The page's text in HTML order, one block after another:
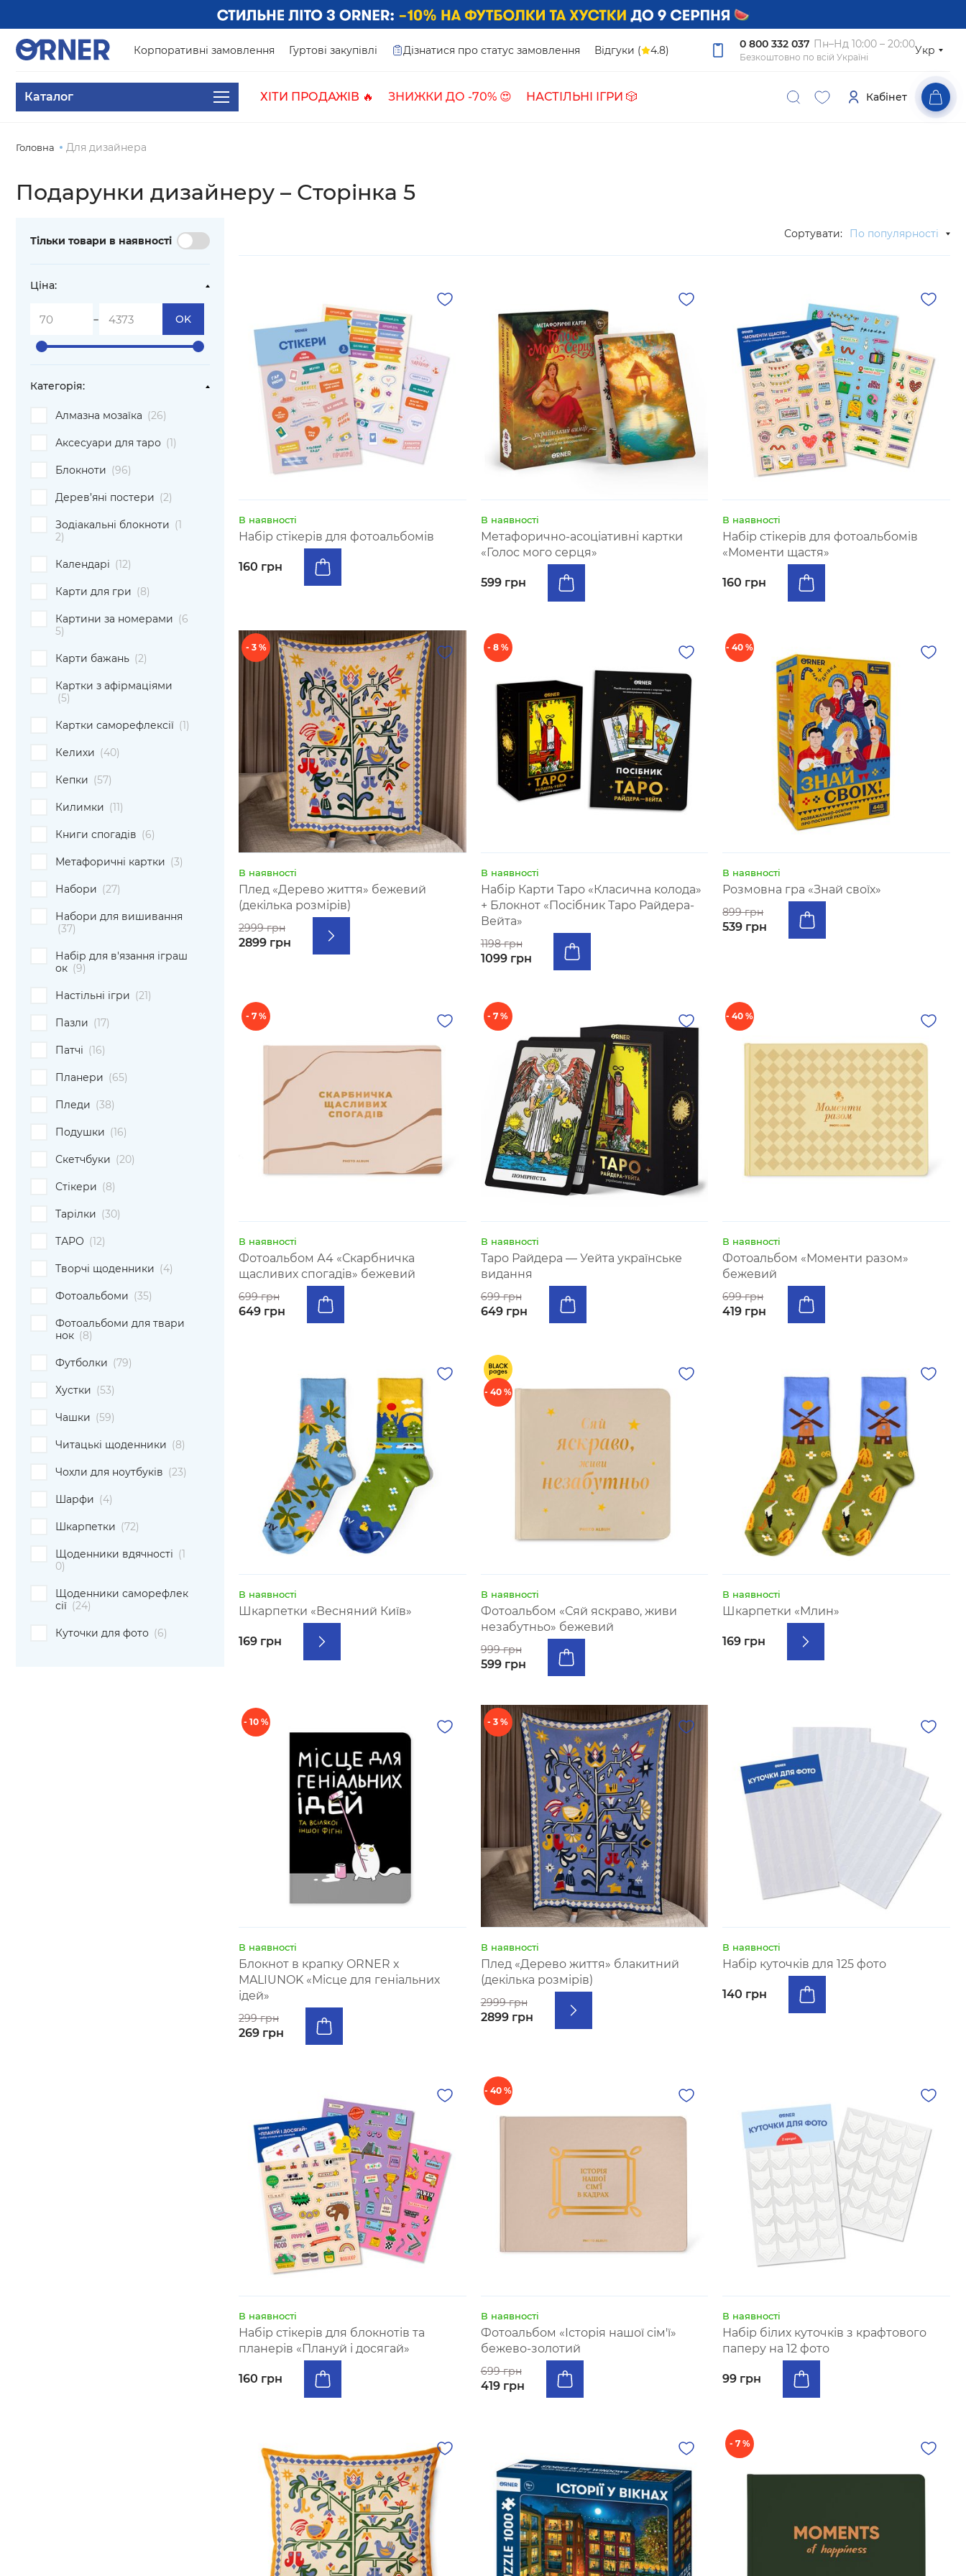
Корпоративні замовлення Гуртові закупівлі Дізнатися про статус замовлення Відгуки ( 4.8) 0 800 332 037 Пн–Нд 10:00 – 20:00
Безкоштовно по всій Україні
Укр
Каталог ХІТИ ПРОДАЖІВ 🔥 ЗНИЖКИ ДО -70% 😍 НАСТІЛЬНІ ІГРИ 🎲 Кабінет
Головна Для дизайнера
Подарунки дизайнеру – Сторінка 5
Тільки товари в наявності
Ціна:
- OK
Категорiя:
Алмазна мозаїка (26)
Аксесуари для таро (1)
Блокноти (96)
Дерев’яні постери (2)
Зодіакальні блокноти (1
2)
Календарі (12)
Карти для гри (8)
Картини за номерами (6
5)
Карти бажань (2)
Картки з афірмаціями
(5)
Картки саморефлексії (1)
Келихи (40)
Кепки (57)
Килимки (11)
Книги спогадів (6)
Метафоричні картки (3)
Набори (27)
Набори для вишивання
(37)
Набір для в'язання іграш
ок (9)
Настільні ігри (21)
Пазли (17)
Патчі (16)
Планери (65)
Пледи (38)
Подушки (16)
Скетчбуки (20)
Стікери (8)
Тарілки (30)
ТАРО (12)
Творчі щоденники (4)
Фотоальбоми (35)
Фотоальбоми для твари
нок (8)
Футболки (79)
Хустки (53)
Чашки (59)
Читацькі щоденники (8)
Чохли для ноутбуків (23)
Шарфи (4)
Шкарпетки (72)
Щоденники вдячності (1
0)
Щоденники саморефлек
сії (24)
Куточки для фото (6)
Сортувати: По популярності
В наявності
Набір стікерів для фотоальбомiв
160 грн
В наявності
Метафорично-асоціативні картки
«Голос мого серця»
599 грн
В наявності
Набір стікерів для фотоальбомів
«Моменти щастя»
160 грн
- 3 %
В наявності
Плед «Дерево життя» бежевий
(декілька розмірів)
2999 грн
2899 грн
- 8 %
В наявності
Набір Карти Таро «Класична колода»
+ Блокнот «Посібник Таро Райдера-
Вейта»
1198 грн
1099 грн
- 40 %
В наявності
Розмовна гра «Знай своїх»
899 грн
539 грн
- 7 %
В наявності
Фотоальбом А4 «Скарбничка
щасливих спогадів» бежевий
699 грн
649 грн
- 7 %
В наявності
Таро Райдера — Уейта українське
видання
699 грн
649 грн
- 40 %
В наявності
Фотоальбом «Моменти разом»
бежевий
699 грн
419 грн
В наявності
Шкарпетки «Весняний Київ»
169 грн
- 40 %
В наявності
Фотоальбом «Сяй яскраво, живи
незабутньо» бежевий
999 грн
599 грн
В наявності
Шкарпетки «Млин»
169 грн
- 10 %
В наявності
Блокнот в крапку ORNER х
MALIUNOK «Місце для геніальних
ідей»
299 грн
269 грн
- 3 %
В наявності
Плед «Дерево життя» блакитний
(декілька розмірів)
2999 грн
2899 грн
В наявності
Набір куточків для 125 фото
140 грн
В наявності
Набір стікерів для блокнотів та
планерів «Плануй і досягай»
160 грн
- 40 %
В наявності
Фотоальбом «Історія нашої сім'ї»
бежево-золотий
699 грн
419 грн
В наявності
Набір білих куточків з крафтового
паперу на 12 фото
99 грн
- 7 %